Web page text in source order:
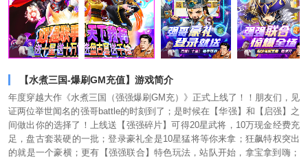
【水煮三国-爆刷GM充值】游戏简介
年度穿越大作《水煮三国（强强爆刷GM充）》正式上线了！！朋友们，见
证两位举世闻名的强哥battle的时刻到了；是时候在【华强】和【启强】之
间做出你的选择了！上线送【强强碎片】可得20星武将，10万现金经费充
足，盘古套装硬的一批；登录豪礼全是10星猛将等你来拿；狂飙特权突出
的就是一个豪横；更有【强强联合】特色玩法，站队开始，拿宝拿到嗨；